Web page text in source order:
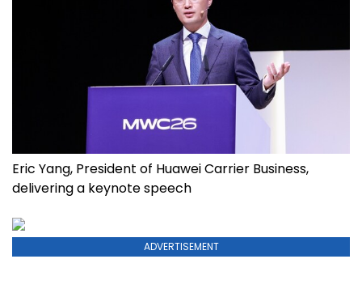
Eric Yang, President of Huawei Carrier Business,
delivering a keynote speech
ADVERTISEMENT